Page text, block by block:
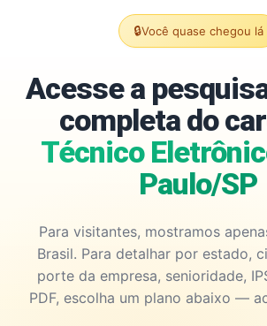
🔒Você quase chegou lá
Acesse a
completa do
Técnico
Paulo/SP
Para visitantes, mostramos
Brasil. Para detalhar por estado,
porte da empresa, senioridade,
PDF, escolha um plano abaixo —